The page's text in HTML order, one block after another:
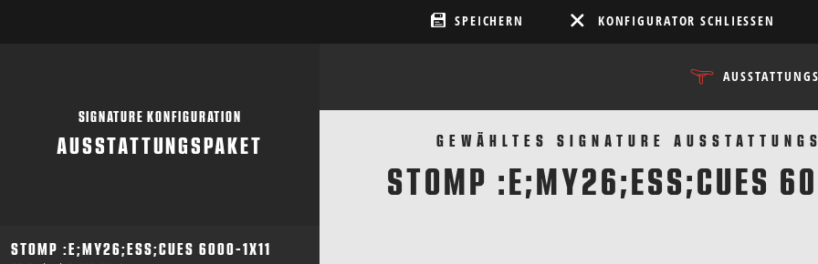
SPEICHERN KONFIGURATOR SCHLIESSEN
SIGNATURE KONFIGURATION
AUSSTATTUNGSPAKET
STOMP :E;MY26;ESS;CUES 6000-1X11
GEWÄHLTES SIGNATURE
STOMP :E;MY26;ESS;CUES